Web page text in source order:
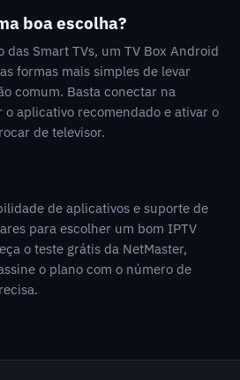
boa escolha?
das Smart TVs, um TV Box Android
formas mais simples de levar
comum. Basta conectar na
aplicativo recomendado e ativar o
de televisor.
de aplicativos e suporte de
para escolher um bom IPTV
o teste grátis da NetMaster,
o plano com o número de